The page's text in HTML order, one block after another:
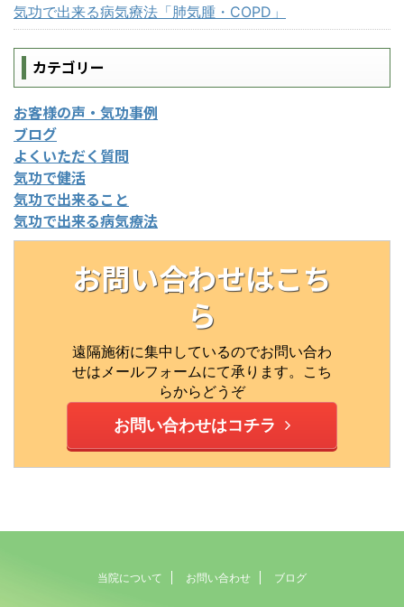
気功で出来る病気療法「肺気腫・COPD」
カテゴリー
お客様の声・気功事例
ブログ
よくいただく質問
気功で健活
気功で出来ること
気功で出来る病気療法
お問い合わせはこち
ら
遠隔施術に集中しているのでお問い合わ
せはメールフォームにて承ります。こち
らからどうぞ
お問い合わせはコチラ
当院について お問い合わせ ブログ